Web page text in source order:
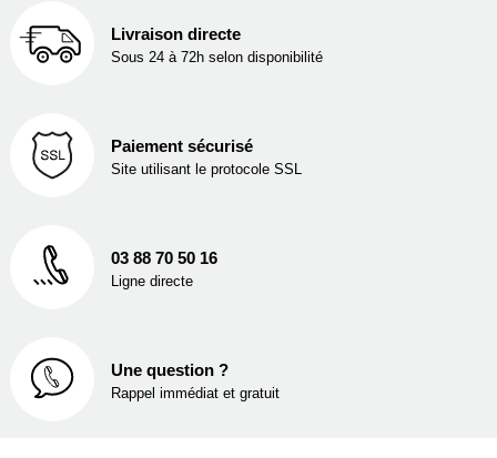
Livraison directe
Sous 24 à 72h selon disponibilité
Paiement sécurisé
Site utilisant le protocole SSL
03 88 70 50 16
Ligne directe
Une question ?
Rappel immédiat et gratuit